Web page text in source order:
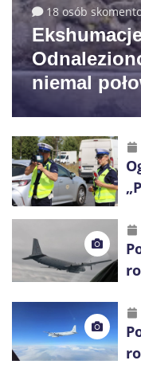
18 osób
niemal